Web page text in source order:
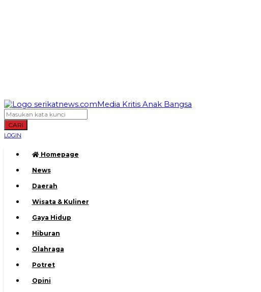
CARI
LOGIN
Homepage
News
Daerah
Wisata & Kuliner
Gaya Hidup
Hiburan
Olahraga
Potret
Opini